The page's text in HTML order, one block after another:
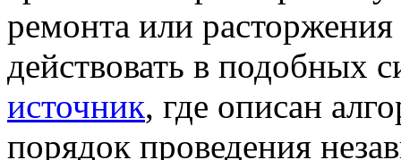
ремонта или
действовать в подобных
источник, где описан
порядок проведения